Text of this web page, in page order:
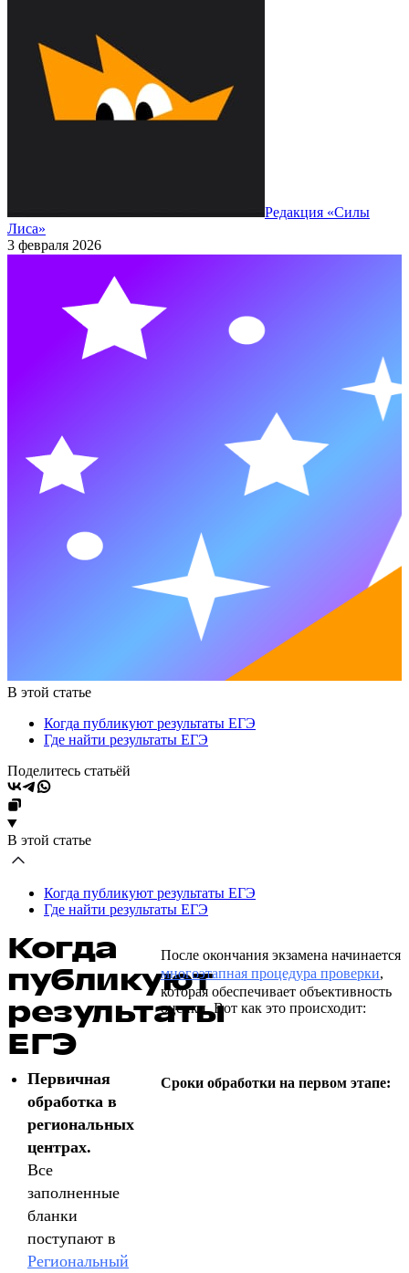
Редакция «Силы
Лиса»
3 февраля 2026
В этой статье
Когда публикуют результаты ЕГЭ
Где найти результаты ЕГЭ
Поделитесь статьёй
В этой статье
Когда публикуют результаты ЕГЭ
Где найти результаты ЕГЭ
Когда
публикуют
результаты
ЕГЭ
После окончания экзамена начинается
многоэтапная процедура проверки,
которая обеспечивает объективность
оценки. Вот как это происходит:
Первичная
обработка в
региональных
центрах.
Все
заполненные
бланки
поступают в
Региональный
Сроки обработки на первом этапе: